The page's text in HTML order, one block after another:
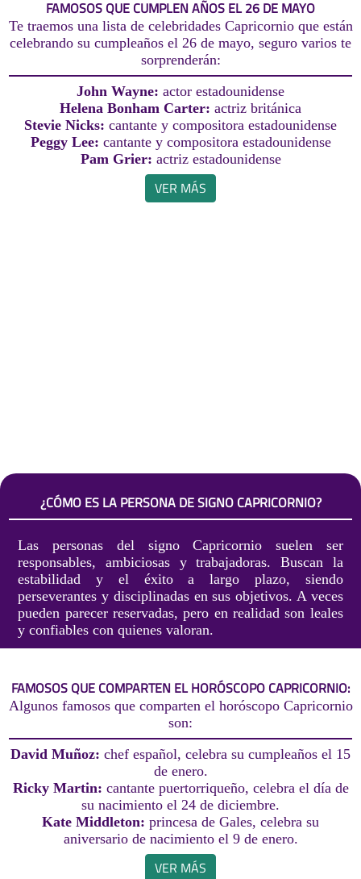
FAMOSOS QUE CUMPLEN AÑOS EL 26 DE MAYO
Te traemos una lista de celebridades Capricornio que están
celebrando su cumpleaños el 26 de mayo, seguro varios te
sorprenderán:
John Wayne: actor estadounidense
Helena Bonham Carter: actriz británica
Stevie Nicks: cantante y compositora estadounidense
Peggy Lee: cantante y compositora estadounidense
Pam Grier: actriz estadounidense
VER MÁS
¿CÓMO ES LA PERSONA DE SIGNO CAPRICORNIO?
Las personas del signo Capricornio suelen ser
responsables, ambiciosas y trabajadoras. Buscan la
estabilidad y el éxito a largo plazo, siendo
perseverantes y disciplinadas en sus objetivos. A veces
pueden parecer reservadas, pero en realidad son leales
y confiables con quienes valoran.
FAMOSOS QUE COMPARTEN EL HORÓSCOPO CAPRICORNIO:
Algunos famosos que comparten el horóscopo Capricornio
son:
David Muñoz: chef español, celebra su cumpleaños el 15
de enero.
Ricky Martin: cantante puertorriqueño, celebra el día de
su nacimiento el 24 de diciembre.
Kate Middleton: princesa de Gales, celebra su
aniversario de nacimiento el 9 de enero.
VER MÁS